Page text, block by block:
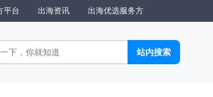
平台 出海资讯 出海优选服务方